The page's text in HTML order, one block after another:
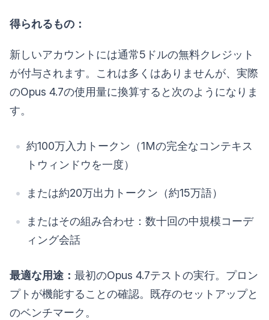
得られるもの：
新しいアカウントには通常5ドルの無料クレジット
が付与されます。これは多くはありませんが、実際
のOpus 4.7の使用量に換算すると次のようになりま
す。
約100万入力トークン（1Mの完全なコンテキス
トウィンドウを一度）
または約20万出力トークン（約15万語）
またはその組み合わせ：数十回の中規模コーデ
ィング会話
最適な用途： 最初のOpus 4.7テストの実行。プロン
プトが機能することの確認。既存のセットアップと
のベンチマーク。